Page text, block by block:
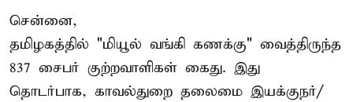
சென்னை,
தமிழகத்தில் "மியூல் வங்கி கணக்கு" வைத்திருந்த
837 சைபர் குற்றவாளிகள் கைது. இது
தொடர்பாக, காவல்துறை தலைமை இயக்குநர்/